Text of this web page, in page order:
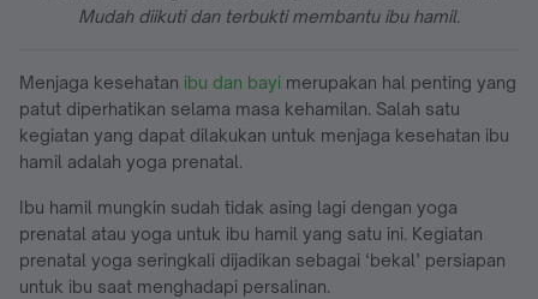
Mudah diikuti dan terbukti membantu ibu hamil.
Menjaga kesehatan ibu dan bayi merupakan hal penting yang
patut diperhatikan selama masa kehamilan. Salah satu
kegiatan yang dapat dilakukan untuk menjaga kesehatan ibu
hamil adalah yoga prenatal.
Ibu hamil mungkin sudah tidak asing lagi dengan yoga
prenatal atau yoga untuk ibu hamil yang satu ini. Kegiatan
prenatal yoga seringkali dijadikan sebagai ‘bekal’ persiapan
untuk ibu saat menghadapi persalinan.